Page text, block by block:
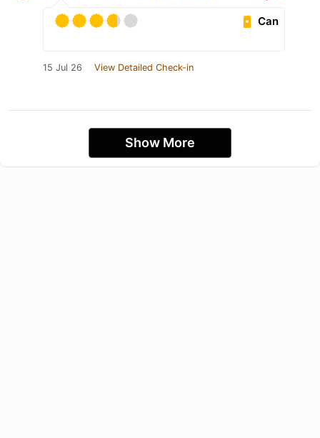
Can
15 Jul 26 View Detailed Check-in
Show More